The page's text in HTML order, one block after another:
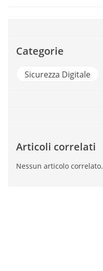
Categorie
Sicurezza Digitale
Articoli correlati
Nessun articolo correlato.